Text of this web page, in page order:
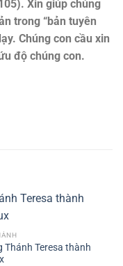
Xin giúp chúng
trong “bản tuyên
Chúng con cầu xin
độ chúng con.
Thánh Teresa thành